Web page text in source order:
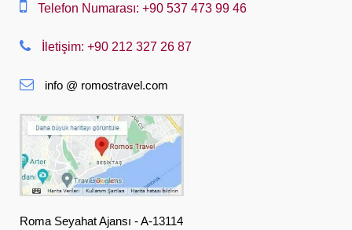
Slovenská
Suomi
Français
Deutsch
Ελληνική
Telefon Numarası: +90 537 473 99 46
İletişim: +90 212 327 26 87
info @ romostravel.com
Roma Seyahat Ajansı - A-13114